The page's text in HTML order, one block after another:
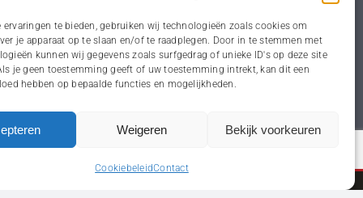
ervaringen te bieden, gebruiken wij technologieën zoals cookies om
je apparaat op te slaan en/of te raadplegen. Door in te stemmen met
kunnen wij gegevens zoals surfgedrag of unieke ID's op deze site
je geen toestemming geeft of uw toestemming intrekt, kan dit een
hebben op bepaalde functies en mogelijkheden.
Weigeren Bekijk voorkeuren
CookiebeleidContact
Primers
Voorstrijk
Waterproofing